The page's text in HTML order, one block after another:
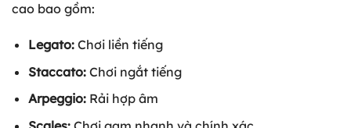
cao bao gồm:
Legato:Chơi liền tiếng
Staccato:Chơi ngắt tiếng
Arpeggio:Rải hợp âm